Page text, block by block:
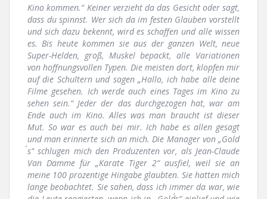
Kino kommen.“ Keiner verzieht da das Gesicht oder sagt,
dass du spinnst. Wer sich da im festen Glauben vorstellt
und sich dazu bekennt, wird es schaffen und alle wissen
es. Bis heute kommen sie aus der ganzen Welt, neue
Super-Helden, groß, Muskel bepackt, alle Variationen
von hoffnungsvollen Typen. Die meisten dort, klopfen mir
auf die Schultern und sagen „Hallo, ich habe alle deine
Filme gesehen. Ich werde auch eines Tages im Kino zu
sehen sein.“ Jeder der das durchgezogen hat, war am
Ende auch im Kino. Alles was man braucht ist dieser
Mut. So war es auch bei mir. Ich habe es allen gesagt
und man erinnerte sich an mich. Die Manager von „Gold
´s“ schlugen mich den Produzenten vor, als Jean-Claude
Van Damme für „Karate Tiger 2“ ausfiel, weil sie an
meine 100 prozentige Hingabe glaubten. Sie hatten mich
lange beobachtet. Sie sahen, dass ich immer da war, wie